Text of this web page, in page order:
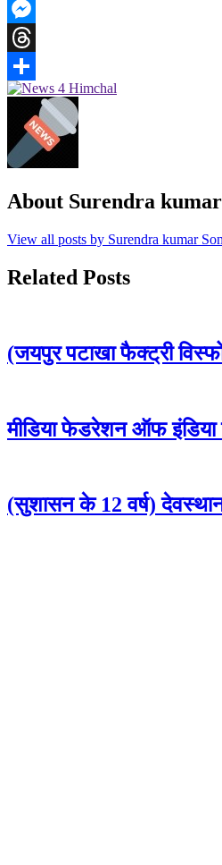
Telegram
Messenger
Threads
Share
About Surendra
View all posts by Surendra kumar
Related Posts
(जयपुर पटाखा फैक्ट्री
मीडिया फेडरेशन ऑफ
(सुशासन के 12 वर्ष) देवस्थान